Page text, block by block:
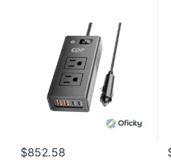
12Vdc 2 USB 3.4A
$852.58